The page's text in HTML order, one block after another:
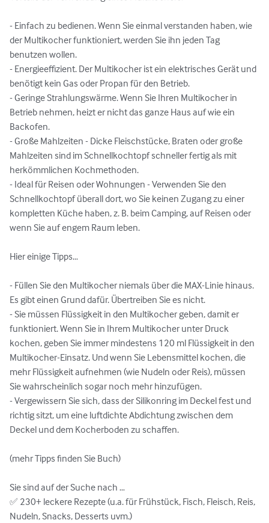
- Einfach zu bedienen. Wenn Sie einmal verstanden haben, wie
der Multikocher funktioniert, werden Sie ihn jeden Tag
benutzen wollen.
- Energieeffizient. Der Multikocher ist ein elektrisches Gerät und
benötigt kein Gas oder Propan für den Betrieb.
- Geringe Strahlungswärme. Wenn Sie Ihren Multikocher in
Betrieb nehmen, heizt er nicht das ganze Haus auf wie ein
Backofen.
- Große Mahlzeiten - Dicke Fleischstücke, Braten oder große
Mahlzeiten sind im Schnellkochtopf schneller fertig als mit
herkömmlichen Kochmethoden.
- Ideal für Reisen oder Wohnungen - Verwenden Sie den
Schnellkochtopf überall dort, wo Sie keinen Zugang zu einer
kompletten Küche haben, z. B. beim Camping, auf Reisen oder
wenn Sie auf engem Raum leben.
Hier einige Tipps…
- Füllen Sie den Multikocher niemals über die MAX-Linie hinaus.
Es gibt einen Grund dafür. Übertreiben Sie es nicht.
- Sie müssen Flüssigkeit in den Multikocher geben, damit er
funktioniert. Wenn Sie in Ihrem Multikocher unter Druck
kochen, geben Sie immer mindestens 120 ml Flüssigkeit in den
Multikocher-Einsatz. Und wenn Sie Lebensmittel kochen, die
mehr Flüssigkeit aufnehmen (wie Nudeln oder Reis), müssen
Sie wahrscheinlich sogar noch mehr hinzufügen.
- Vergewissern Sie sich, dass der Silikonring im Deckel fest und
richtig sitzt, um eine luftdichte Abdichtung zwischen dem
Deckel und dem Kocherboden zu schaffen.
(mehr Tipps finden Sie Buch)
Sie sind auf der Suche nach …
✅ 230+ leckere Rezepte (u.a. für Frühstück, Fisch, Fleisch, Reis,
Nudeln, Snacks, Desserts uvm.)